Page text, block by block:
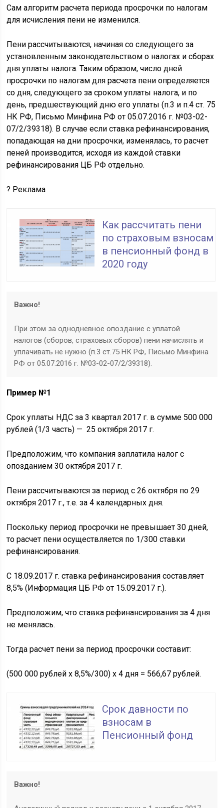
Сам алгоритм расчета периода просрочки по налогам
для исчисления пени не изменился.
Пени рассчитываются, начиная со следующего за
установленным законодательством о налогах и сборах
дня уплаты налога. Таким образом, число дней
просрочки по налогам для расчета пени определяется
со дня, следующего за сроком уплаты налога, и по
день, предшествующий дню его уплаты (п.3 и п.4 ст. 75
НК РФ, Письмо Минфина РФ от 05.07.2016 г. №03-02-
07/2/39318). В случае если ставка рефинансирования,
попадающая на дни просрочки, изменялась, то расчет
пеней производится, исходя из каждой ставки
рефинансирования ЦБ РФ отдельно.
? Реклама
Как рассчитать пени
по страховым взносам
в пенсионный фонд в
2020 году
Важно!
При этом за однодневное опоздание с уплатой
налогов (сборов, страховых сборов) пени начислять и
уплачивать не нужно (п.3 ст.75 НК РФ, Письмо Минфина
РФ от 05.07.2016 г. №03-02-07/2/39318).
Пример №1
Срок уплаты НДС за 3 квартал 2017 г. в сумме 500 000
рублей (1/3 часть) — 25 октября 2017 г.
Предположим, что компания заплатила налог с
опозданием 30 октября 2017 г.
Пени рассчитываются за период с 26 октября по 29
октября 2017 г., т.е. за 4 календарных дня.
Поскольку период просрочки не превышает 30 дней,
то расчет пени осуществляется по 1/300 ставки
рефинансирования.
С 18.09.2017 г. ставка рефинансирования составляет
8,5% (Информация ЦБ РФ от 15.09.2017 г.).
Предположим, что ставка рефинансирования за 4 дня
не менялась.
Тогда расчет пени за период просрочки составит:
(500 000 рублей х 8,5%/300) х 4 дня = 566,67 рублей.
Срок давности по
взносам в
Пенсионный фонд
Важно!